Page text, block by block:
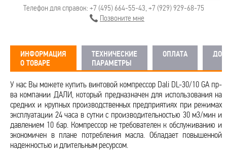
Телефон для справок: +7 (495) 664-55-43 +7 (929) 929-68-75
Позвоните мне
ИНФОРМАЦИЯ
О ТОВАРЕ
ТЕХНИЧЕСКИЕ
ПАРАМЕТРЫ
ОПЛАТА
У нас Вы можете купить винтовой компрессор Dali DL-30/10 GA пр-
ва компании ДАЛИ, который предназначен для использования на
средних и крупных производственных предприятиях при режимах
эксплуатации 24 часа в сутки с производительностью 30 м3/мин и
давлением 10 бар. Компрессор не требователен к обслуживанию и
экономичен в плане потребления масла. Обладает повышенной
надежностью и длительным ресурсом.